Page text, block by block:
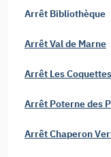
Arrêt Bibliothèque
Arrêt Val de Marne
Arrêt Les Coquettes
Arrêt Poterne des
Arrêt Chaperon